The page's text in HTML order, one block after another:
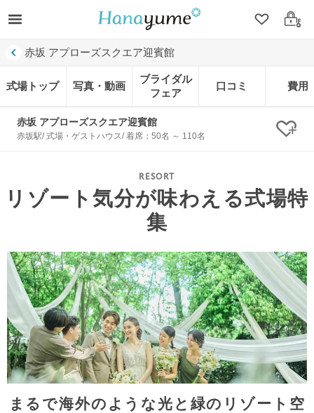
クリップ
ログ
赤坂 アプローズスクエア迎賓館
式場トップ 写真・動画
ブライダル
フェア
口コミ 費用
赤坂 アプローズスクエア迎賓館
赤坂駅/ 式場・ゲストハウス/ 着席：50名 ～ 110名 ク
リゾート気分が味わえる式場特
集
まるで海外のような光と緑のリゾート空